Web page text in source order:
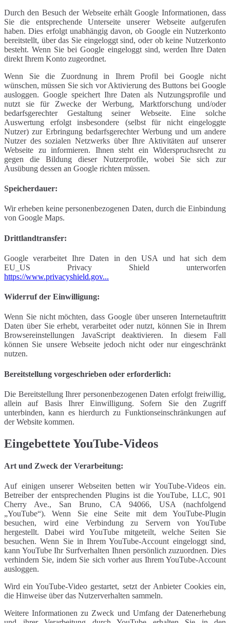
Durch den Besuch der Webseite erhält Google Informationen, dass
Sie die entsprechende Unterseite unserer Webseite aufgerufen
haben. Dies erfolgt unabhängig davon, ob Google ein Nutzerkonto
bereitstellt, über das Sie eingeloggt sind, oder ob keine Nutzerkonto
besteht. Wenn Sie bei Google eingeloggt sind, werden Ihre Daten
direkt Ihrem Konto zugeordnet.
Wenn Sie die Zuordnung in Ihrem Profil bei Google nicht
wünschen, müssen Sie sich vor Aktivierung des Buttons bei Google
ausloggen. Google speichert Ihre Daten als Nutzungsprofile und
nutzt sie für Zwecke der Werbung, Marktforschung und/oder
bedarfsgerechter Gestaltung seiner Webseite. Eine solche
Auswertung erfolgt insbesondere (selbst für nicht eingeloggte
Nutzer) zur Erbringung bedarfsgerechter Werbung und um andere
Nutzer des sozialen Netzwerks über Ihre Aktivitäten auf unserer
Webseite zu informieren. Ihnen steht ein Widerspruchsrecht zu
gegen die Bildung dieser Nutzerprofile, wobei Sie sich zur
Ausübung dessen an Google richten müssen.
Speicherdauer:
Wir erheben keine personenbezogenen Daten, durch die Einbindung
von Google Maps.
Drittlandtransfer:
Google verarbeitet Ihre Daten in den USA und hat sich dem
EU_US Privacy Shield unterworfen
https://www.privacyshield.gov...
Widerruf der Einwilligung:
Wenn Sie nicht möchten, dass Google über unseren Internetauftritt
Daten über Sie erhebt, verarbeitet oder nutzt, können Sie in Ihrem
Browsereinstellungen JavaScript deaktivieren. In diesem Fall
können Sie unsere Webseite jedoch nicht oder nur eingeschränkt
nutzen.
Bereitstellung vorgeschrieben oder erforderlich:
Die Bereitstellung Ihrer personenbezogenen Daten erfolgt freiwillig,
allein auf Basis Ihrer Einwilligung. Sofern Sie den Zugriff
unterbinden, kann es hierdurch zu Funktionseinschränkungen auf
der Website kommen.
Eingebettete YouTube-Videos
Art und Zweck der Verarbeitung:
Auf einigen unserer Webseiten betten wir YouTube-Videos ein.
Betreiber der entsprechenden Plugins ist die YouTube, LLC, 901
Cherry Ave., San Bruno, CA 94066, USA (nachfolgend
„YouTube“). Wenn Sie eine Seite mit dem YouTube-Plugin
besuchen, wird eine Verbindung zu Servern von YouTube
hergestellt. Dabei wird YouTube mitgeteilt, welche Seiten Sie
besuchen. Wenn Sie in Ihrem YouTube-Account eingeloggt sind,
kann YouTube Ihr Surfverhalten Ihnen persönlich zuzuordnen. Dies
verhindern Sie, indem Sie sich vorher aus Ihrem YouTube-Account
ausloggen.
Wird ein YouTube-Video gestartet, setzt der Anbieter Cookies ein,
die Hinweise über das Nutzerverhalten sammeln.
Weitere Informationen zu Zweck und Umfang der Datenerhebung